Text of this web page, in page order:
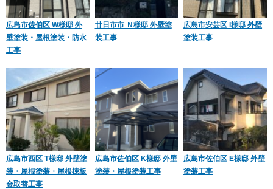
広島市佐伯区 W様邸 外
壁塗装・屋根塗装・防水
工事
廿日市市 Ｎ様邸 外壁塗
装工事
広島市安芸区 I様邸 外壁
塗装工事
広島市西区 T様邸 外壁塗
装・屋根塗装・屋根棟板
金取替工事
広島市佐伯区 K様邸 外壁
塗装・屋根塗装工事
広島市佐伯区 E様邸 外壁
塗装工事